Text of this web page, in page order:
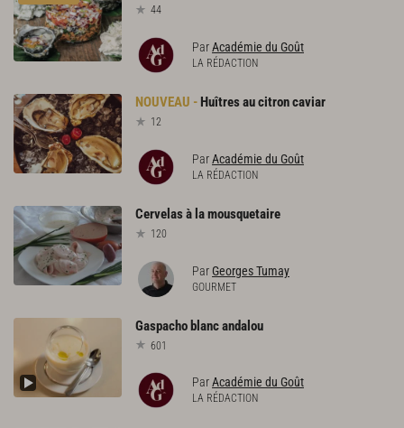
44
ParAcadémie du Goût
LA RÉDACTION
Huîtresaucitroncaviar
12
ParAcadémie du Goût
LA RÉDACTION
Cervelasà lamousquetaire
120
ParGeorges Tumay
GOURMET
Gaspacho blancandalou
601
ParAcadémie du Goût
LA RÉDACTION